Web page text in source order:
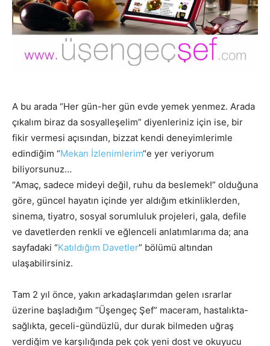
A bu arada “Her gün-her gün evde yemek yenmez. Arada
çıkalım biraz da sosyalleşelim” diyenleriniz için ise, bir
fikir vermesi açısından, bizzat kendi deneyimlerimle
edindiğim “Mekan İzlenimlerim“e yer veriyorum
biliyorsunuz…
“Amaç, sadece mideyi değil, ruhu da beslemek!” olduğuna
göre, güncel hayatın içinde yer aldığım etkinliklerden,
sinema, tiyatro, sosyal sorumluluk projeleri, gala, defile
ve davetlerden renkli ve eğlenceli anlatımlarıma da; ana
sayfadaki “Katıldığım Davetler” bölümü altından
ulaşabilirsiniz.
Tam 2 yıl önce, yakın arkadaşlarımdan gelen ısrarlar
üzerine başladığım “Üşengeç Şef” maceram, hastalıkta-
sağlıkta, geceli-gündüzlü, dur durak bilmeden uğraş
verdiğim ve karşılığında pek çok yeni dost ve okuyucu